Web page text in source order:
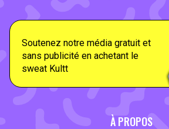
Soutenez notre média gratuit et
sans publicité en achetant le
sweat Kultt
À PROPOS